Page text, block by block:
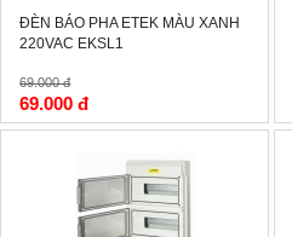
ĐÈN BÁO PHA ETEK MÀU XANH
220VAC EKSL1
69.000 đ
69.000 đ